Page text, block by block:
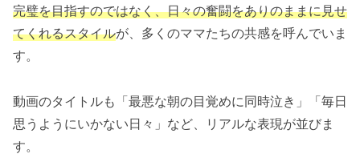
完璧を目指すのではなく、日々の奮闘をありのままに見せ
てくれるスタイルが、多くのママたちの共感を呼んでいま
す。
動画のタイトルも「最悪な朝の目覚めに同時泣き」「毎日
思うようにいかない日々」など、リアルな表現が並びま
す。